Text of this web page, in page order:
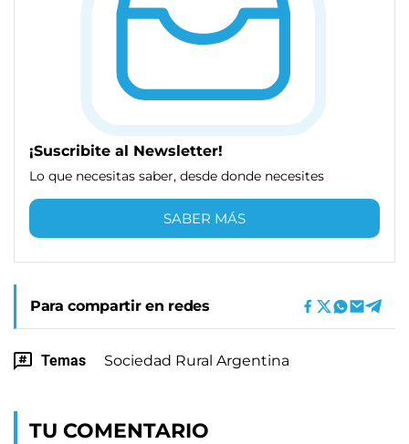
¡Suscribite al Newsletter!
Lo que necesitas saber, desde donde necesites
SABER MÁS
Para compartir en redes
Temas Sociedad Rural Argentina
TU COMENTARIO